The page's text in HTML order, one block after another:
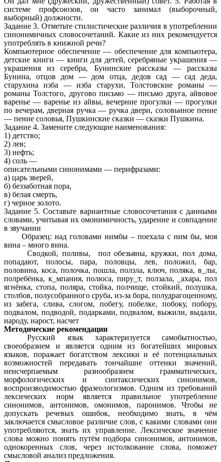
системе профсоюзов, он часто занимал (выборочный,
выборный) должности.
Задание 3. Отметьте стилистические различия в употреблении
синонимичных словосочетаний. Какие из них рекомендуется
употреблять в книжной речи?
Компьютерное обеспечение — обеспечение для компьютера,
детские книги — книги для детей, серебряные украшения —
украшения из серебра, Бунинские рассказы — рассказы
Бунина, отцов дом — дом отца, дедов сад — сад деда,
старухина изба — изба старухи, Толстовские романы —
романы Толстого, другово письмо — письмо друга, айвовое
варенье — варенье из айвы, вечерние прогулки — прогулки
по вечерам, дверная ручка — ручка двери, соловьиное пение
— пение соловья, Пушкинские сказки — сказки Пушкина.
Задание 4. Замените следующие наименования:
1) детство;
2) лев;
3) нефть;
4) соль —
описательными синонимами — перифразами:
а) царь зверей,
б) беззаботная пора,
в) белая смерть,
г) черное золото.
Задание 5. Составьте вариантные словосочетания с данными
словами, учитывая их омонимичность, ударение и совпадение
в звучании
Образец: над головами нимбы – поехала с ним бы, моя
вина – много вина.
Сводкой, поливы, пол обезьяны, кружки, пол дома,
попадают, полосы, пара, половцы, лев, положил, бар,
половина, коса, полочка, пошла, ползла, ключ, поляка, в_лы,
полребёнка, к_мпания, полюса, пиру_т, ползала, _ахара, пол
ягнёнка, стопа, поляра, стойка, полчище, стойкий, полушка,
столбов, полусобранного сруба, из-за бора, полудрагоценному,
из забега, слива, слогом, побегу, побелке, побоку, побору,
подвалом, подводой, подарками, подвалом, выжили, выдали,
народу, нарост, насчет
Методические рекомендации
Русский язык характеризуется самобытностью,
своеобразием и является одним из богатейших мировых
языков, поражает богатством лексики и её потенциальных
возможностей передавать тончайшие оттенки значений,
неисчерпаемым разнообразием грамматических,
морфологических и синтаксических синонимов,
воспроизводимостью фразеологизмов. Одним из требований
лексических норм является правильное употребление
синонимов, антонимов, омонимов, паронимов. Чтобы не
допускать речевых ошибок, необходимо знать, в чём
заключается смысловое различие слов, с какими словами они
употребляются, знать их управление. Лексическое значение
слова можно понять путём подбора синонимов, антонимов,
однокоренных слов, через истолкование слова, поможет
смысловой анализ предложения.